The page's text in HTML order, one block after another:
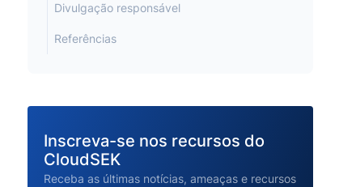
Divulgação responsável
Referências
Inscreva-se nos recursos do
CloudSEK
Receba as últimas notícias, ameaças e recursos